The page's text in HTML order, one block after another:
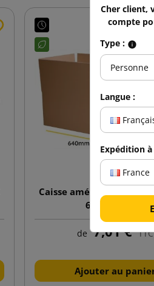
Caisse américaine brune
640x380x410
de 7,01 € TTC
Ajouter au
Cher client,
compte
Type :
Personne
Langue :
Expédition à
France